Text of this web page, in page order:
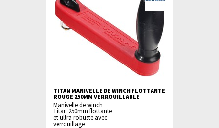
TITAN MANIVELLE DE WINCH FLOTTANTE
ROUGE 250MM VERROUILLABLE
Manivelle de winch
Titan 250mm flottante
et ultra robuste avec
verrouillage